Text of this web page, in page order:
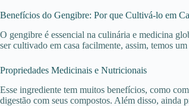
Benefícios do Gengibre: Por que Cultivá-lo em
O gengibre é essencial na culinária e medicina
ser cultivado em casa facilmente, assim, temos
Propriedades Medicinais e Nutricionais
Esse ingrediente tem muitos benefícios, como
digestão com seus compostos. Além disso, ainda